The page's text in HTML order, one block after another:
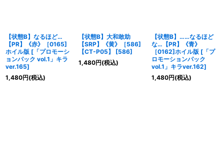
【状態B】なるほど…
【PR】《赤》［0165]
ホイル版 [ 「プロモーシ
ョンパック vol.1」キラ
ver.165]
1,480円(税込)
【状態B】大和敢助
【SRP】《黄》［586]
【CT-P05】
[586]
1,480円(税込)
【状態B】……なるほど
な…【PR】《青》
［0162]ホイル版 [「プ
ロモーションパック
vol.1」キラver.162]
1,480円(税込)